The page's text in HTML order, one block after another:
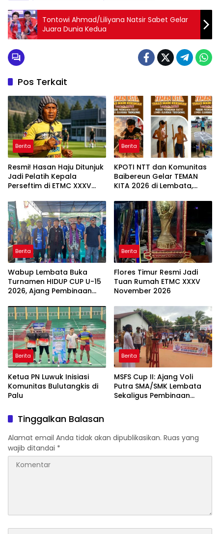
Tontowi Ahmad/Liliyana Natsir Sabet Gelar
Juara Dunia Kedua
Pos Terkait
Berita
Resmi! Hasan Haju Ditunjuk
Jadi Pelatih Kepala
Perseftim di ETMC XXXV
Berita
KPOTI NTT dan Komunitas
Baibereun Gelar TEMAN
KITA 2026 di Lembata,
Permainan Tradisional
Berita
Wabup Lembata Buka
Turnamen HIDUP CUP U-15
2026, Ajang Pembinaan
Berita
Flores Timur Resmi Jadi
Tuan Rumah ETMC XXXV
November 2026
Berita
Ketua PN Luwuk Inisiasi
Komunitas Bulutangkis di
Palu
Berita
MSFS Cup II: Ajang Voli
Putra SMA/SMK Lembata
Sekaligus Pembinaan
Tinggalkan Balasan
Alamat email Anda tidak akan dipublikasikan. Ruas yang
wajib ditandai *